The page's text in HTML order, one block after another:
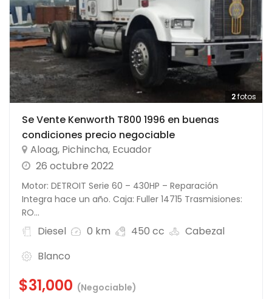
2fotos
Se Vente Kenworth T800 1996 en buenas
condiciones precio negociable
Aloag, Pichincha, Ecuador
26 octubre 2022
Motor: DETROIT Serie 60 – 430HP – Reparación
Integra hace un año. Caja: Fuller 14715 Trasmisiones:
RO...
Diesel 0 km 450 cc
Cabezal
Blanco
$31,000 (Negociable)